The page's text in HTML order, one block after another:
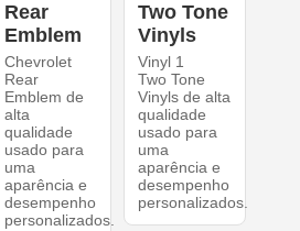
Rear
Emblem
Chevrolet
Rear
Emblem de
alta
qualidade
usado para
uma
aparência e
desempenho
personalizados.
Two Tone
Vinyls
Vinyl 1
Two Tone
Vinyls de alta
qualidade
usado para
uma
aparência e
desempenho
personalizados.